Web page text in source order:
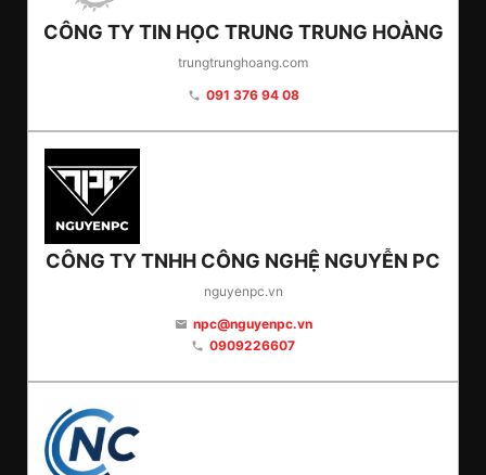
CÔNG TY TIN HỌC TRUNG TRUNG HOÀNG
trungtrunghoang.com
phone 091 376 94 08
CÔNG TY TNHH CÔNG NGHỆ NGUYỄN PC
nguyenpc.vn
email npc@nguyenpc.vn
phone 0909226607